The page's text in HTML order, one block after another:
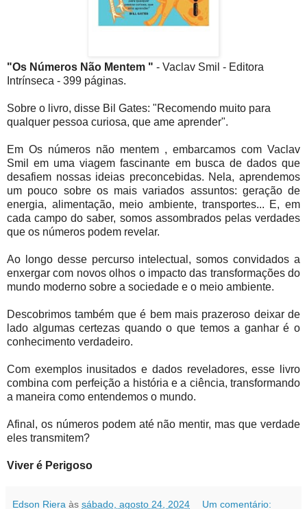
"Os Números Não Mentem " - Vaclav Smil - Editora
Intrínseca - 399 páginas.
Sobre o livro, disse Bil Gates: "Recomendo muito para
qualquer pessoa curiosa, que ame aprender".
Em Os números não mentem , embarcamos com Vaclav
Smil em uma viagem fascinante em busca de dados que
desafiem nossas ideias preconcebidas. Nela, aprendemos
um pouco sobre os mais variados assuntos: geração de
energia, alimentação, meio ambiente, transportes... E, em
cada campo do saber, somos assombrados pelas verdades
que os números podem revelar.
Ao longo desse percurso intelectual, somos convidados a
enxergar com novos olhos o impacto das transformações do
mundo moderno sobre a sociedade e o meio ambiente.
Descobrimos também que é bem mais prazeroso deixar de
lado algumas certezas quando o que temos a ganhar é o
conhecimento verdadeiro.
Com exemplos inusitados e dados reveladores, esse livro
combina com perfeição a história e a ciência, transformando
a maneira como entendemos o mundo.
Afinal, os números podem até não mentir, mas que verdade
eles transmitem?
Viver é Perigoso
Edson Riera às sábado, agosto 24, 2024 Um comentário: